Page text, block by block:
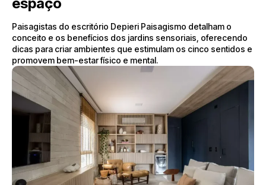
Paisagistas do escritório Depieri Paisagismo detalham o
conceito e os benefícios dos jardins sensoriais, oferecendo
dicas para criar ambientes que estimulam os cinco sentidos e
promovem bem-estar físico e mental.